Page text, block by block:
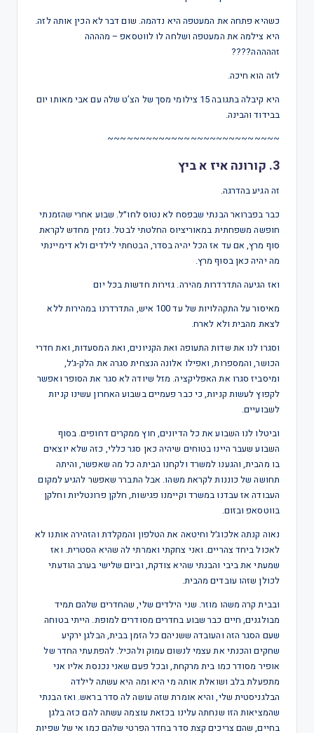
כשהיא פתחה את המעטפה היא נדהמה. שום דבר לא הכין אותה לזה.
היא צילמה את המעטפה ושלחה לו לווטסאפ – מהההה
זההההה????
לזה הוא חיכה.
היא קיבלה בתגובה 15 צילומי מסך של הצ’ט שלה עם אבי מאותו יום
בבידוד והבינה.
~~~~~~~~~~~~~~~~~~~~~~~~~~~
3. קורונה איז א ביץ
זה הגיע בהדרגה.
כבר בפברואר הבנתי שבפסח לא נטוס לחו״ל. שבוע אחרי שהזמנתי
חופשה משפחתית במאוריציוס החלטתי לבטל. נזמין מחדש לקראת
סוף מרץ, אם עד אז הכל יהיה בסדר, הבטחתי לילדים ולא דימיינתי
מה יהיה כאן בסוף מרץ.
ואז הגיעה התדרדרות מהירה. גזירות חדשות בכל יום
מאיסור על התקהלויות של עד 100 איש, התדרדרנו במהירות ללא
לצאת מהבית ולא לארח.
וסגרו לנו את שדות התעופה ואת הקניונים, ואת המסעדות, ואת חדרי
הכושר, והמספרות, ואפילו אלונה הנצחית סגרה את הלק-ג׳ל,
ומיסביז סגרו את האפליקציה. מזל שיודה לא סגר את הסופר ואפשר
לקפוץ לעשות קניות, כי כבר פעמיים בשבוע האחרון עשינו קניות
לשבועיים.
וביטלו לנו השבוע את כל הדיונים, חוץ ממקרים דחופים. בסוף
השבוע שעבר היינו בטוחים שיהיה כאן סגר כללי, כזה שלא יוצאים
בו מהבית, והגענו למשרד ולקחנו הביתה כל מה שאפשר, והיתה
תחושה של כוננות לקראת משהו. אבל התברר שאפשר להגיע למקום
העבודה אז עבדנו במשרד וקיימנו פגישות, חלקן פרונטליות וחלקן
בווטסאפ ובזום.
נאוה קנתה אלכוג׳ל וחיטאה את הטלפון והמקלדת והזהירה אותנו לא
לאכול ביחד צהריים. ואני צחקתי ואמרתי לה שהיא הסטרית. ואז
שמעתי את ביבי והבנתי שהיא צודקת, וביום שלישי בערב הודעתי
לכולן שזהו עובדים מהבית.
ובבית קרה משהו מוזר. שני הילדים שלי, שהחדרים שלהם תמיד
מבולגנים, חיים כבר שבוע בחדרים מסודרים למופת. הייתי בטוחה
שעם הסגר הזה והעובדה ששניהם כל הזמן בבית, הבלגן ירקיע
שחקים והכנתי את עצמי לנשום עמוק ולהכיל. להפתעתי החדר של
אופיר מסודר כמו בית מרקחת, ובכל פעם שאני נכנסת אליו אני
מתפעלת בלב ושואלת אותה מי היא ומה היא עשתה לילדה
הבלגניסטית שלי, והיא אומרת שזה עושה לה סדר בראש. ואז הבנתי
שהמציאות הזו שנחתה עלינו בכזאת עוצמה עשתה להם כזה בלגן
בחיים, שהם צריכים קצת סדר בחדר הפרטי שלהם כמו אי של שפיות